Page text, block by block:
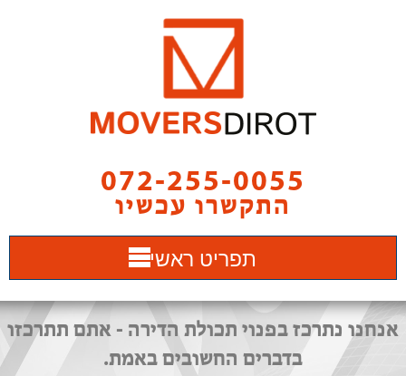
072-255-0055
התקשרו עכשיו
תפריט ראשי
אנחנו נתרכז בפנוי תכולת הדירה - אתם תתרכזו
בדברים החשובים באמת.